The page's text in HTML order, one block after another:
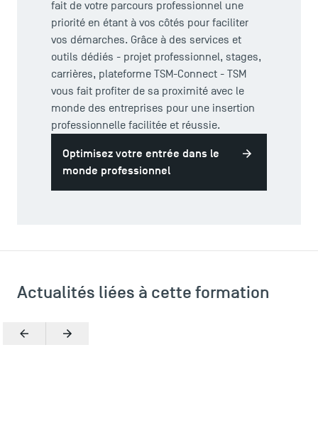
Actualités
fait de votre parcours professionnel une
priorité en étant à vos côtés pour faciliter
vos démarches. Grâce à des services et
outils dédiés - projet professionnel, stages,
carrières, plateforme TSM-Connect - TSM
vous fait profiter de sa proximité avec le
monde des entreprises pour une insertion
professionnelle facilitée et réussie.
Optimisez votre entrée dans le
monde professionnel
Actualités liées à cette formation
PrécédentSuivant